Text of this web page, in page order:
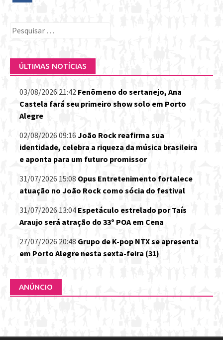
Pesquisar
ÚLTIMAS NOTÍCIAS
03/08/2026 21:42 Fenômeno do sertanejo, Ana
Castela fará seu primeiro show solo em Porto
Alegre
02/08/2026 09:16 João Rock reafirma sua
identidade, celebra a riqueza da música brasileira
e aponta para um futuro promissor
31/07/2026 15:08 Opus Entretenimento fortalece
atuação no João Rock como sócia do festival
31/07/2026 13:04 Espetáculo estrelado por Taís
Araujo será atração do 33º POA em Cena
27/07/2026 20:48 Grupo de K-pop NTX se apresenta
em Porto Alegre nesta sexta-feira (31)
ANÚNCIO